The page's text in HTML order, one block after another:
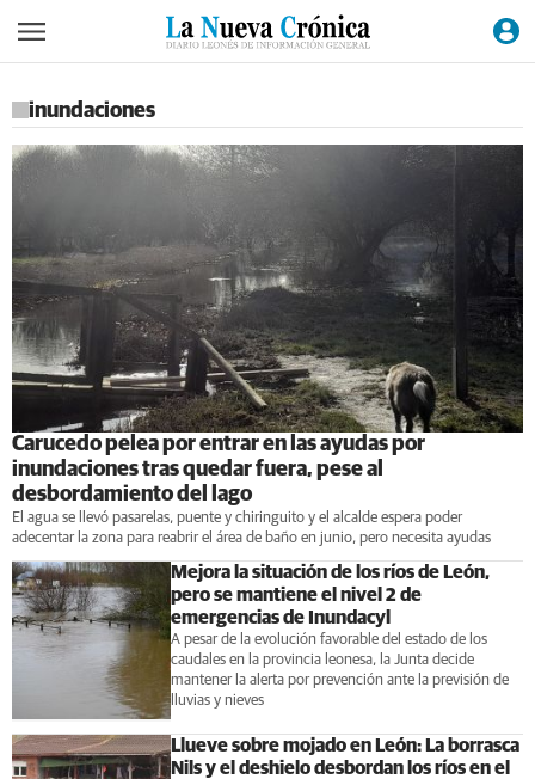
inundaciones
Carucedo pelea por entrar en las ayudas por
inundaciones tras quedar fuera, pese al
desbordamiento del lago
El agua se llevó pasarelas, puente y chiringuito y el alcalde espera poder
adecentar la zona para reabrir el área de baño en junio, pero necesita ayudas
Mejora la situación de los ríos de León,
pero se mantiene el nivel 2 de
emergencias de Inundacyl
A pesar de la evolución favorable del estado de los
caudales en la provincia leonesa, la Junta decide
mantener la alerta por prevención ante la previsión de
lluvias y nieves
Llueve sobre mojado en León: La borrasca
Nils y el deshielo desbordan los ríos en el